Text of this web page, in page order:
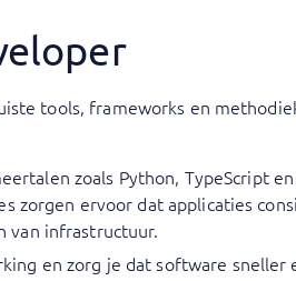
tools, frameworks en
zoals Python, TypeScript
zorgen ervoor dat applicaties
van infrastructuur.
en zorg je dat software